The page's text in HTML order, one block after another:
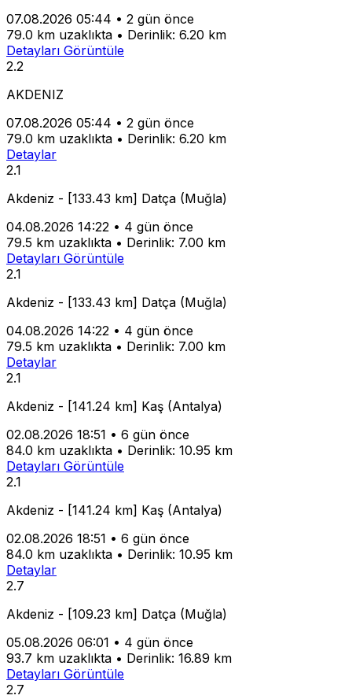
07.08.2026 05:44 • 2 gün önce
79.0 km uzaklıkta • Derinlik: 6.20 km
Detayları Görüntüle
2.2
AKDENIZ
07.08.2026 05:44 • 2 gün önce
79.0 km uzaklıkta • Derinlik: 6.20 km
Detaylar
2.1
Akdeniz - [133.43 km] Datça (Muğla)
04.08.2026 14:22 • 4 gün önce
79.5 km uzaklıkta • Derinlik: 7.00 km
Detayları Görüntüle
2.1
Akdeniz - [133.43 km] Datça (Muğla)
04.08.2026 14:22 • 4 gün önce
79.5 km uzaklıkta • Derinlik: 7.00 km
Detaylar
2.1
Akdeniz - [141.24 km] Kaş (Antalya)
02.08.2026 18:51 • 6 gün önce
84.0 km uzaklıkta • Derinlik: 10.95 km
Detayları Görüntüle
2.1
Akdeniz - [141.24 km] Kaş (Antalya)
02.08.2026 18:51 • 6 gün önce
84.0 km uzaklıkta • Derinlik: 10.95 km
Detaylar
2.7
Akdeniz - [109.23 km] Datça (Muğla)
05.08.2026 06:01 • 4 gün önce
93.7 km uzaklıkta • Derinlik: 16.89 km
Detayları Görüntüle
2.7